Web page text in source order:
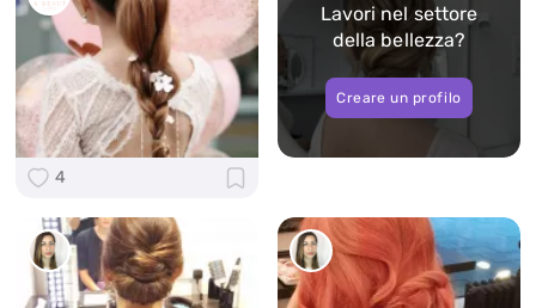
4
Lavori nel settore
della bellezza?
Creare un profilo